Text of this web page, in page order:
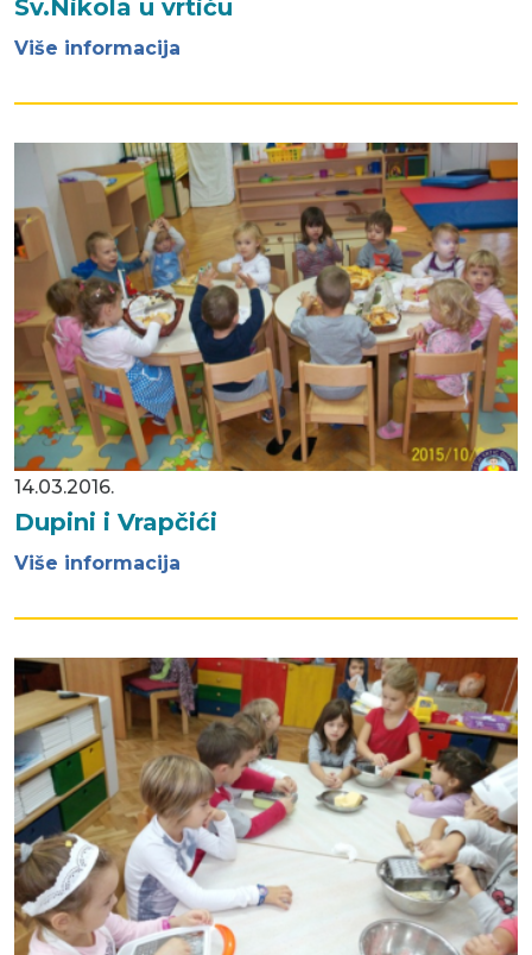
Sv.Nikola u vrtiću
Više informacija
14.03.2016.
Dupini i Vrapčići
Više informacija